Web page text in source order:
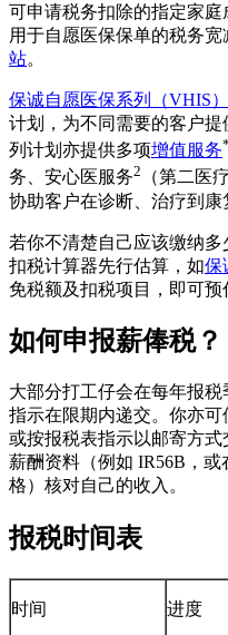
可申请税务扣除的指定家
用于自愿医保保单的税务宽
站。
保诚自愿医保系列（VHIS）
计划，为不同需要的客户
列计划亦提供多项增值服务*
务、安心医服务2 （第二医
协助客户在诊断、治疗到康
若你不清楚自己应该缴纳
扣税计算器先行估算，如保
免税额及扣税项目，即可预
如何申报薪俸税？
大部分打工仔会在每年报
指示在限期内递交。你亦可
或按报税表指示以邮寄方
薪酬资料（例如 IR56B，
格）核对自己的收入。
报税时间表
时间 进度